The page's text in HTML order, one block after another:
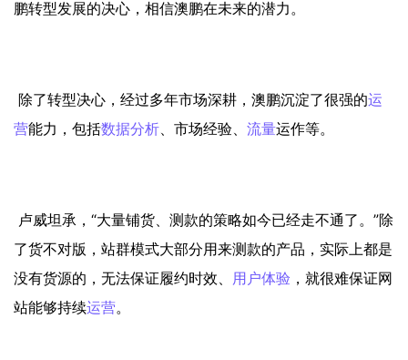
鹏转型发展的决心，相信澳鹏在未来的潜力。
除了转型决心，经过多年市场深耕，澳鹏沉淀了很强的运
营能力，包括数据分析、市场经验、 流量运作等。
卢威坦承，“大量铺货、测款的策略如今已经走不通了。”除
了货不对版，站群模式大部分用来测款的产品，实际上都是
没有货源的，无法保证履约时效、 用户体验 ，就很难保证网
站能够持续运营。